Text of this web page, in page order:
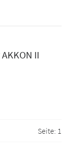
II
Seite: 1